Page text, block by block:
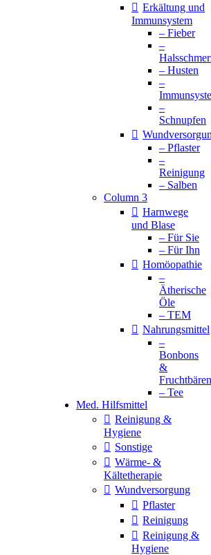
Erkältung und
Immunsystem
– Fieber
–
– Husten
–
–
Schnupfen
– Pflaster
–
Reinigung
– Salben
Column 3
Harnwege
und Blase
– Für Sie
– Für Ihn
Homöopathie
–
Ätherische
Öle
– TEM
Nahrungsmittel
–
Bonbons
&
Fruchtbären
– Tee
Med. Hilfsmittel
Reinigung &
Hygiene
Sonstige
Wärme- &
Kältetherapie
Wundversorgung
Pflaster
Reinigung
Reinigung &
Hygiene